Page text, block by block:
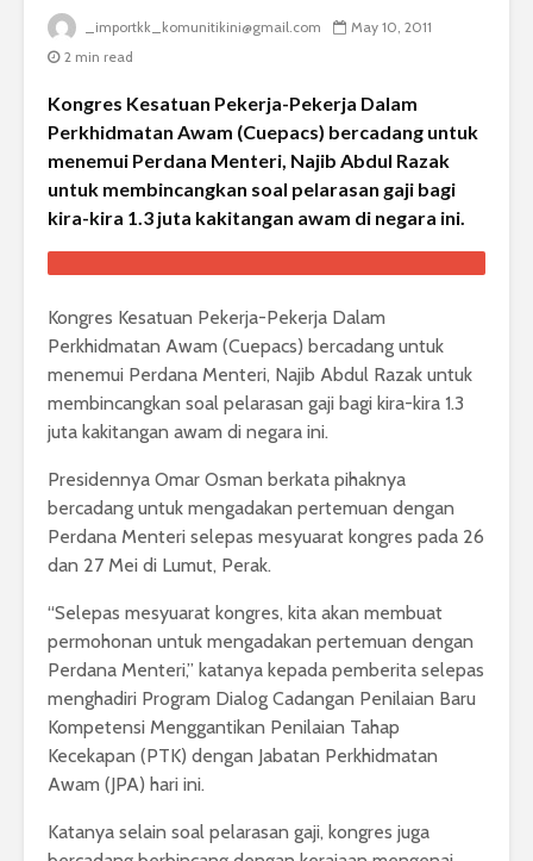
_importkk_komunitikini@gmail.com
May 10, 2011
2 min read
Kongres Kesatuan Pekerja-Pekerja Dalam
Perkhidmatan Awam (Cuepacs) bercadang untuk
menemui Perdana Menteri, Najib Abdul Razak
untuk membincangkan soal pelarasan gaji bagi
kira-kira 1.3 juta kakitangan awam di negara ini.
Kongres Kesatuan Pekerja-Pekerja Dalam
Perkhidmatan Awam (Cuepacs) bercadang untuk
menemui Perdana Menteri, Najib Abdul Razak untuk
membincangkan soal pelarasan gaji bagi kira-kira 1.3
juta kakitangan awam di negara ini.
Presidennya Omar Osman berkata pihaknya
bercadang untuk mengadakan pertemuan dengan
Perdana Menteri selepas mesyuarat kongres pada 26
dan 27 Mei di Lumut, Perak.
“Selepas mesyuarat kongres, kita akan membuat
permohonan untuk mengadakan pertemuan dengan
Perdana Menteri,” katanya kepada pemberita selepas
menghadiri Program Dialog Cadangan Penilaian Baru
Kompetensi Menggantikan Penilaian Tahap
Kecekapan (PTK) dengan Jabatan Perkhidmatan
Awam (JPA) hari ini.
Katanya selain soal pelarasan gaji, kongres juga